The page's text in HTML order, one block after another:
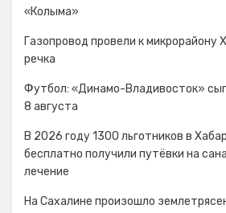
«Колыма»
Газопровод провели к микрорайону
речка
Футбол: «Динамо-Владивосток»
8 августа
В 2026 году 1300 льготников в
бесплатно получили путёвки на
лечение
На Сахалине произошло